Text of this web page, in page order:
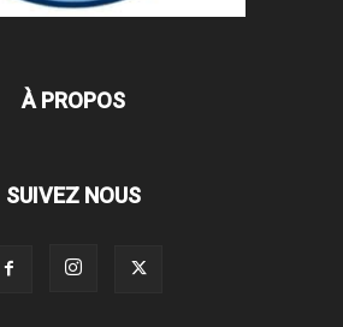
À PROPOS
SUIVEZ NOUS